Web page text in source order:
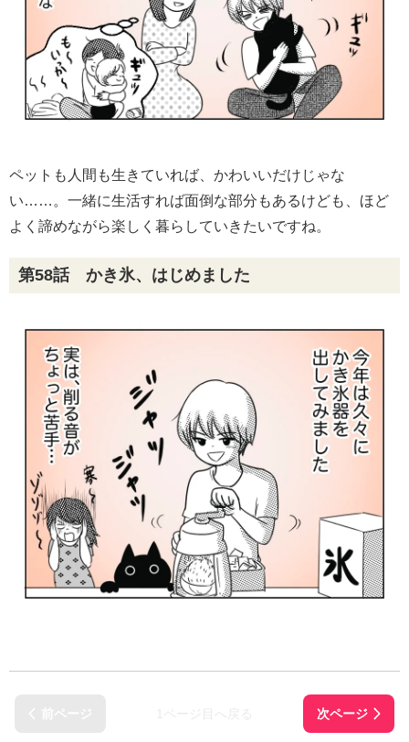
ペットも人間も生きていれば、かわいいだけじゃな
い……。一緒に生活すれば面倒な部分もあるけども、ほど
よく諦めながら楽しく暮らしていきたいですね。
第58話 かき氷、はじめました